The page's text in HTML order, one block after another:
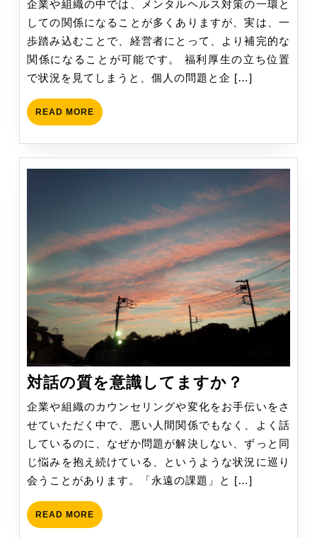
か
し
た
い
親
者
と
カ
ウ
ン
ー
の
関
企業や組織の中では、メンタルヘルス対策の一環と
しての関係になることが多くありますが、実は、一
歩踏み込むことで、経営者にとって、より補完的な
関係になることが可能です。 福利厚生の立ち位置
で状況を見てしまうと、個人の問題と企 […]
READ MORE READ
MORE
対話の質を意識してますか？
話
質
を
意
企業や組織のカウンセリングや変化をお手伝いをさ
せていただく中で、悪い人間関係でもなく、よく話
しているのに、なぜか問題が解決しない、ずっと同
じ悩みを抱え続けている、というような状況に巡り
会うことがあります。「永遠の課題」と […]
READ MORE READ
MORE